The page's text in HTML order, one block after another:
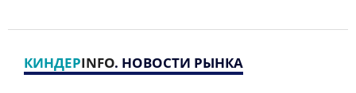
КИНДЕРINFO. НОВОСТИ РЫНКА